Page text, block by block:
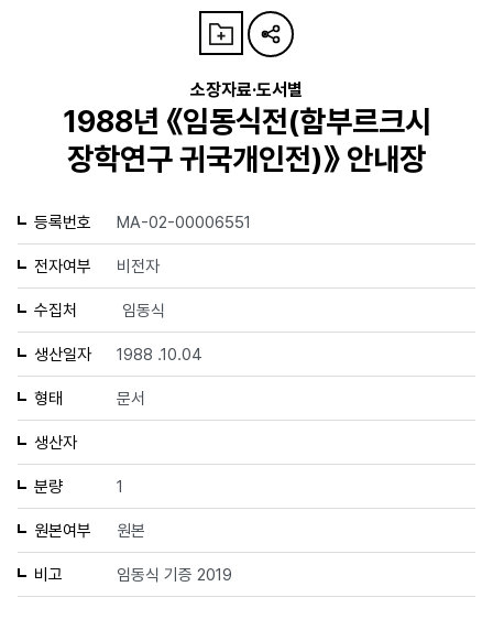
소장자료·도서별
1988년 《임동식전(함부르크시
장학연구 귀국개인전)》 안내장
등록번호 MA-02-00006551
전자여부 비전자
수집처 임동식
생산일자 1988 .10.04
형태 문서
생산자
분량 1
원본여부 원본
비고 임동식 기증 2019